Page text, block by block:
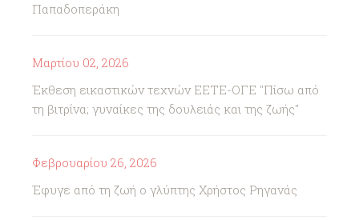
Παπαδοπεράκη
Μαρτίου 02, 2026
Έκθεση εικαστικών τεχνών ΕΕΤΕ-ΟΓΕ "Πίσω από
τη βιτρίνα; γυναίκες της δουλειάς και της ζωής"
Φεβρουαρίου 26, 2026
Έφυγε από τη ζωή ο γλύπτης Χρήστος Ρηγανάς